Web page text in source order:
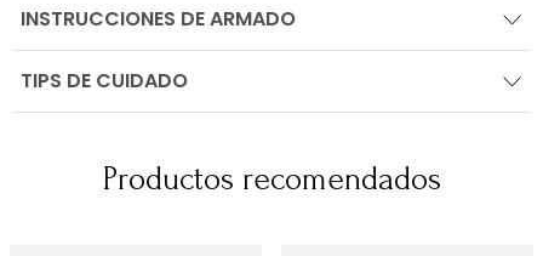
INSTRUCCIONES DE ARMADO
TIPS DE CUIDADO
Productos recomendados